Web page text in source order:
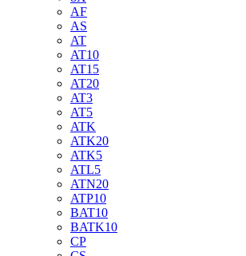
AF
AS
AT
AT10
AT15
AT20
AT3
AT5
ATK
ATK20
ATK5
ATL5
ATN20
ATP10
BAT10
BATK10
CP